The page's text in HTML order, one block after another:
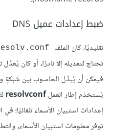
ضبط إعدادات عميل DNS
تقليديًا، كان الملف
فيمكن أن يُبدِّل الحاسوب بين شبكةٍ
يُستخدَم إطار العملresolvconf
إعدادات استبيان الأسماء تلقائيًا؛
توفر معلومات استبيان الأسماء،